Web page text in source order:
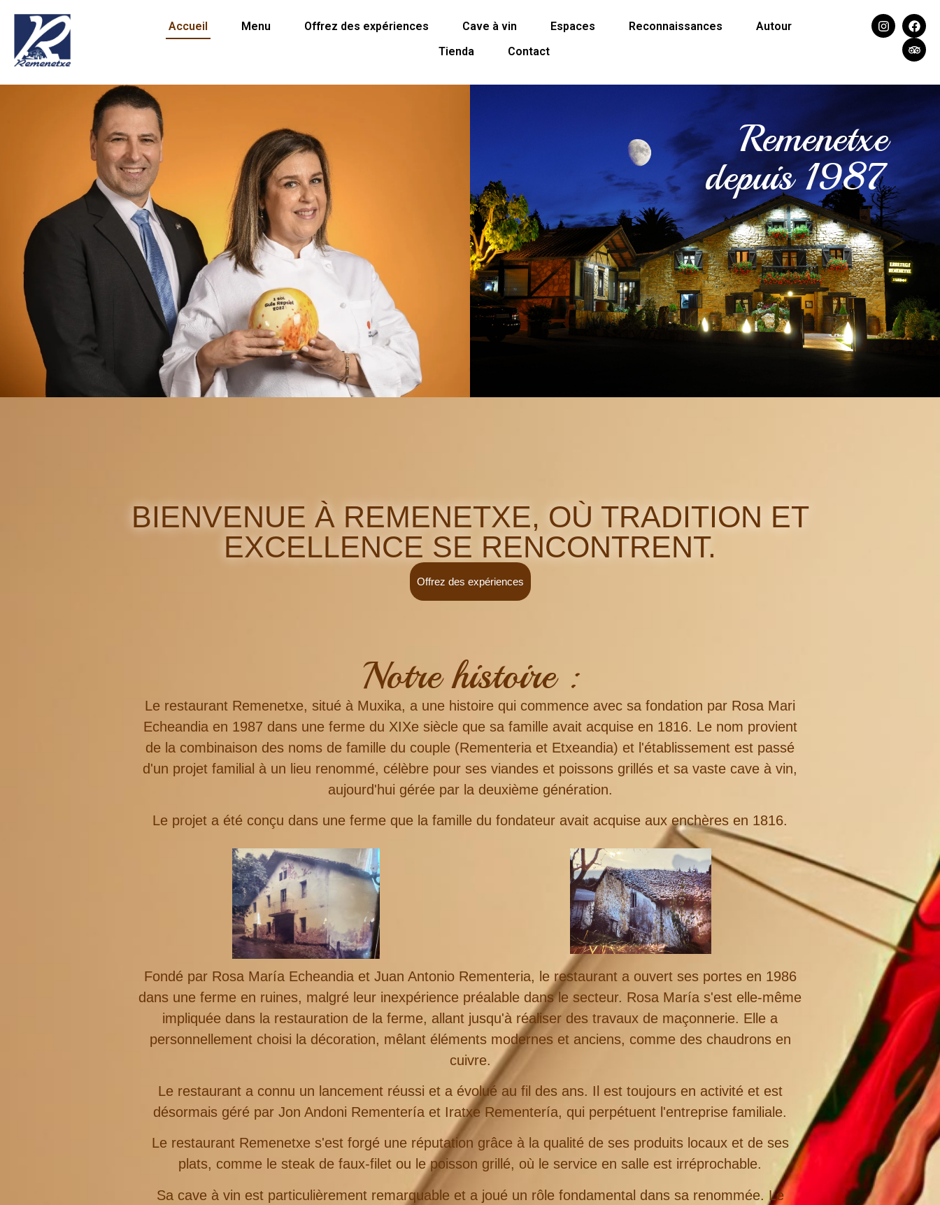
Accueil Menu Offrez des expériences Cave à vin Espaces Reconnaissances
Autour
Tienda
Contact
Remenetxe
depuis 1987
BIENVENUE À REMENETXE, OÙ TRADITION ET
EXCELLENCE SE RENCONTRENT.
Offrez des expériences
Notre histoire :
Le restaurant Remenetxe, situé à Muxika, a une histoire qui commence avec sa fondation par Rosa Mari
Echeandia en 1987 dans une ferme du XIXe siècle que sa famille avait acquise en 1816. Le nom provient
de la combinaison des noms de famille du couple (Rementeria et Etxeandia) et l'établissement est passé
d'un projet familial à un lieu renommé, célèbre pour ses viandes et poissons grillés et sa vaste cave à vin,
aujourd'hui gérée par la deuxième génération.
Le projet a été conçu dans une ferme que la famille du fondateur avait acquise aux enchères en 1816.
Fondé par Rosa María Echeandia et Juan Antonio Rementeria, le restaurant a ouvert ses portes en 1986
dans une ferme en ruines, malgré leur inexpérience préalable dans le secteur. Rosa María s'est elle-même
impliquée dans la restauration de la ferme, allant jusqu'à réaliser des travaux de maçonnerie. Elle a
personnellement choisi la décoration, mêlant éléments modernes et anciens, comme des chaudrons en
cuivre.
Le restaurant a connu un lancement réussi et a évolué au fil des ans. Il est toujours en activité et est
désormais géré par Jon Andoni Rementería et Iratxe Rementería, qui perpétuent l'entreprise familiale.
Le restaurant Remenetxe s'est forgé une réputation grâce à la qualité de ses produits locaux et de ses
plats, comme le steak de faux-filet ou le poisson grillé, où le service en salle est irréprochable.
Sa cave à vin est particulièrement remarquable et a joué un rôle fondamental dans sa renommée. Le